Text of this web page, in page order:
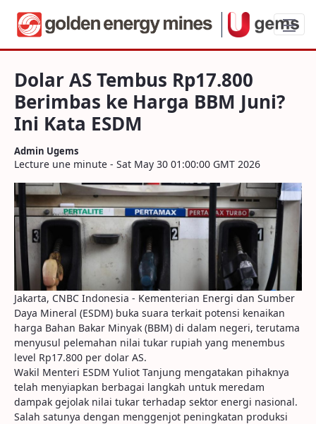
Dolar AS Tembus Rp17.800 Berimbas ke
Dolar AS Tembus Rp17.800
Berimbas ke Harga BBM Juni?
Ini Kata ESDM
Admin Ugems
Lecture une minute - Sat May 30 01:00:00 GMT 2026
Jakarta, CNBC Indonesia - Kementerian Energi dan Sumber
Daya Mineral (ESDM) buka suara terkait potensi kenaikan
harga Bahan Bakar Minyak (BBM) di dalam negeri, terutama
menyusul pelemahan nilai tukar rupiah yang menembus
level Rp17.800 per dolar AS.
Wakil Menteri ESDM Yuliot Tanjung mengatakan pihaknya
telah menyiapkan berbagai langkah untuk meredam
dampak gejolak nilai tukar terhadap sektor energi nasional.
Salah satunya dengan menggenjot peningkatan produksi